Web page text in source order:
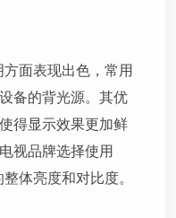
面表现出色，常用
备的背光源。其优
得显示效果更加鲜
视品牌选择使用
体亮度和对比度。